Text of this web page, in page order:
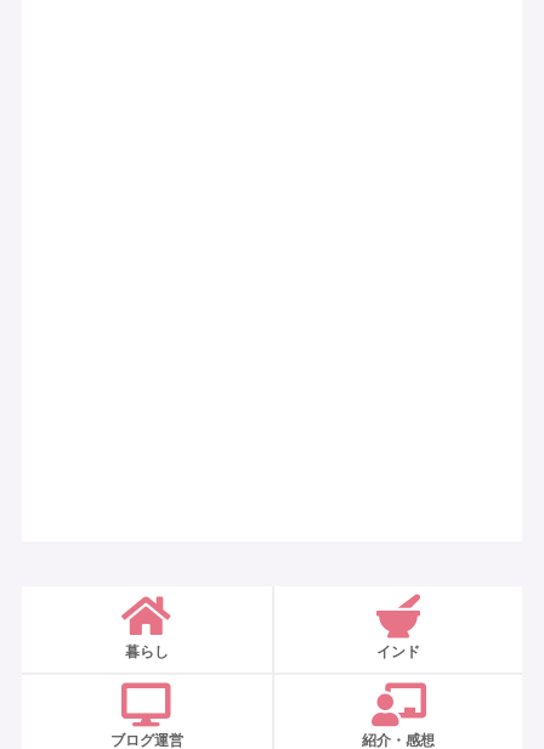
暮らし インド
ブログ運営 紹介・感想